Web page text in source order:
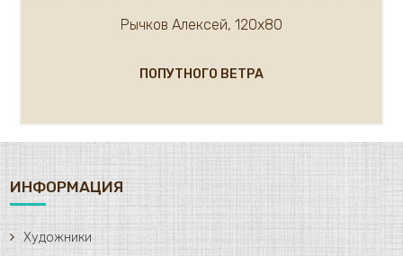
Рычков Алексей, 120х80
ПОПУТНОГО ВЕТРА
ИНФОРМАЦИЯ
Художники